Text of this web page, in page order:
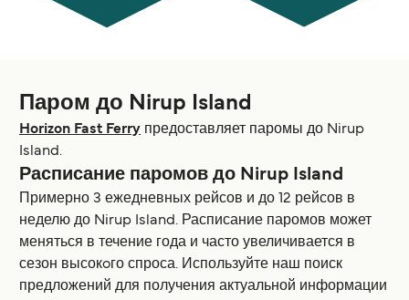
Паром до Nirup Island
Horizon Fast Ferry предоставляет паромы до Nirup
Island.
Расписание паромов до Nirup Island
Примерно 3 ежедневных рейсов и до 12 рейсов в
неделю до Nirup Island. Расписание паромов может
меняться в течение года и часто увеличивается в
сезон высокoго спроса. Используйте наш поиск
предложений для получения актуальной информации